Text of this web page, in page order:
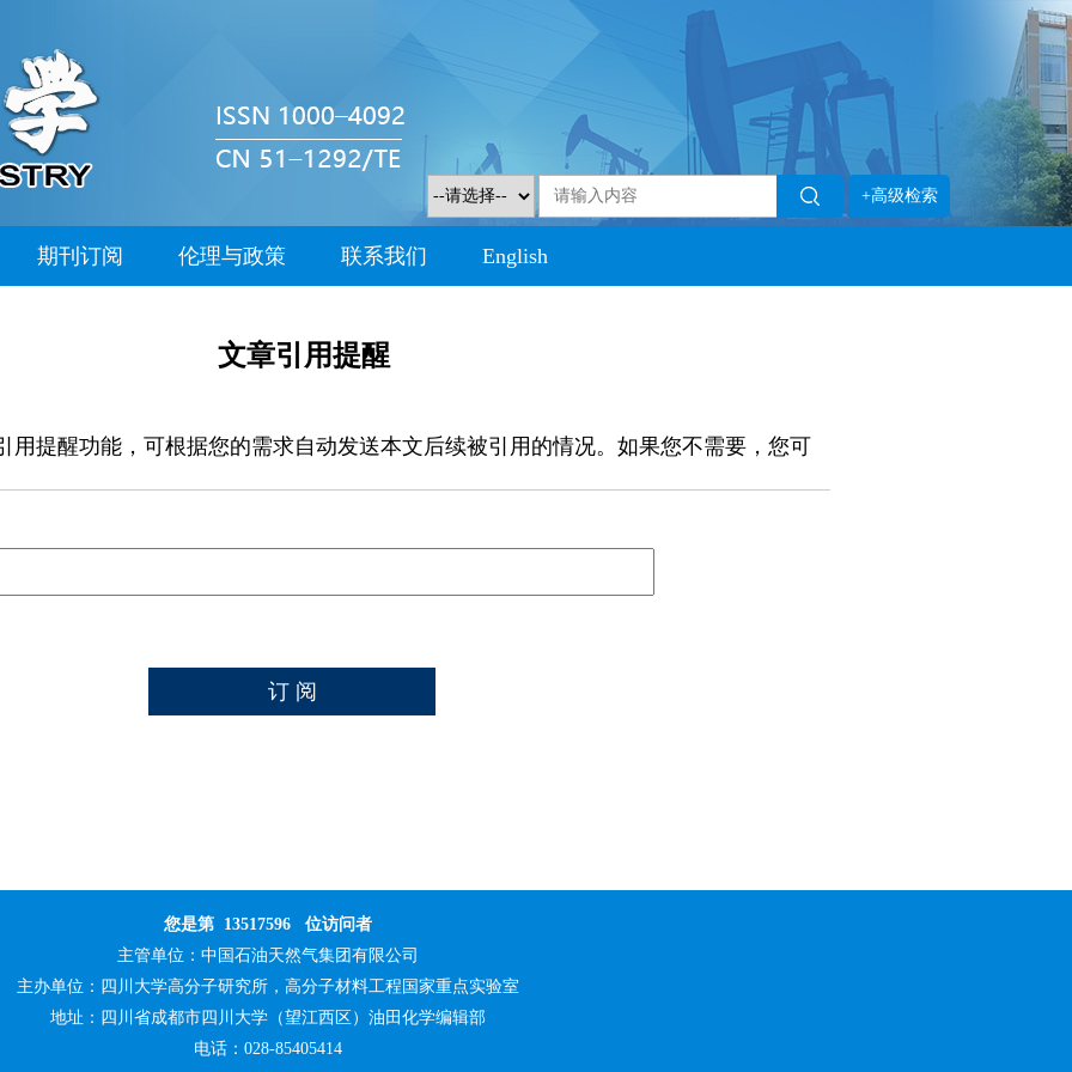
+高级检索
期刊订阅 伦理与政策 联系我们 English
文章引用提醒
用提醒功能，可根据您的需求自动发送本文后续被引用的情况。如果您不需要，您可
您是第 13517596 位访问者
主管单位： 中国石油天然气集团有限公司
主办单位： 四川大学高分子研究所，高分子材料工程国家重点实验室
地址：四川省成都市四川大学（望江西区）油田化学编辑部
电话：028-85405414